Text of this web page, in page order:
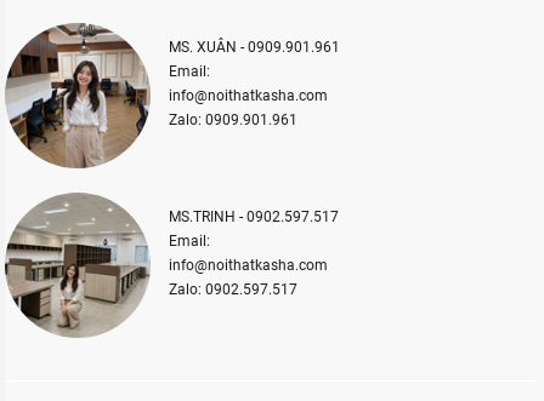
MS. XUÂN - 0909.901.961
Email:
info@noithatkasha.com
Zalo: 0909.901.961
MS.TRINH - 0902.597.517
Email:
info@noithatkasha.com
Zalo: 0902.597.517